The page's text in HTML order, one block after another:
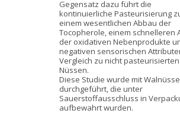
Gegensatz dazu führt die
kontinuierliche Pasteurisierung
einem wesentlichen Abbau der
Tocopherole, einem schnelleren
der oxidativen Nebenprodukte
negativen sensorischen
Vergleich zu nicht pasteurisierten
Nüssen.
Diese Studie wurde mit
durchgeführt, die unter
Sauerstoffausschluss in
aufbewahrt wurden.